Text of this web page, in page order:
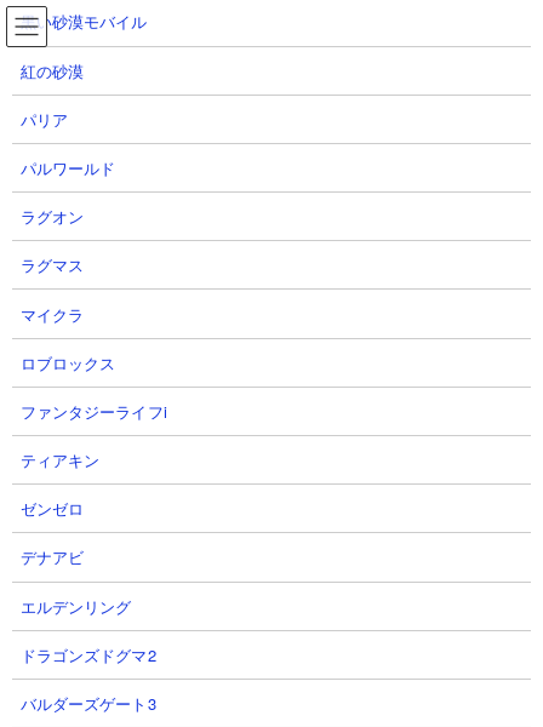
コ
ン
ナ
ビ
Gジェネエターナル YouTube動画まとめ100件
TOP
Gジェネ エターナル
Gジェネエターナル YouTube動画まとめ100件
GジェネエターナルのYouTube配信者の最新動画
100件
GジェネエターナルのYouTube配信者さん達の動画を、投稿が新しい順
に100件までリスト表示しています。
1
黒い砂漠モバイル
紅の砂漠
パリア
パルワールド
ラグオン
ラグマス
マイクラ
ロブロックス
ファンタジーライフi
ティアキン
ゼンゼロ
デナアビ
エルデンリング
ドラゴンズドグマ2
バルダーズゲート3